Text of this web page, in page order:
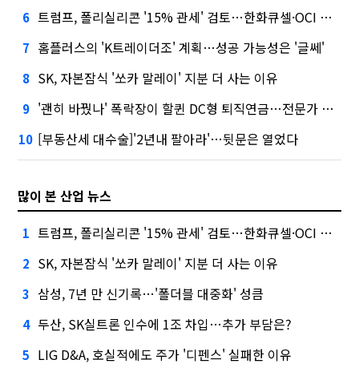
6 트럼프, 폴리실리콘 '15% 관세' 검토…한화큐셀·OCI 영향은?
7 홈플러스의 'K트레이더조' 계획…성공 가능성은 '글쎄'
8 SK, 자본잠식 '쏘카 말레이' 지분 더 사는 이유
9 '괜히 바꿨나' 폭락장이 할퀸 DC형 퇴직연금…전문가 조언은
10 [부동산세 대수술]'2년내 팔아라'…뒷문은 열었다
많이 본 산업 뉴스
1 트럼프, 폴리실리콘 '15% 관세' 검토…한화큐셀·OCI 영향은?
2 SK, 자본잠식 '쏘카 말레이' 지분 더 사는 이유
3 삼성, 7년 만 신기록…'폴더블 대중화' 성큼
4 두산, SK실트론 인수에 1조 차입…추가 부담은?
5 LIG D&A, 호실적에도 주가 '디펜스' 실패한 이유